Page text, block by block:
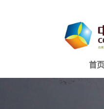
首页